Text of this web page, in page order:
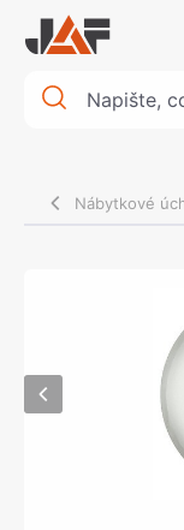
Nábytkové